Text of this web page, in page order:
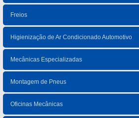
Freios
Higienização de Ar Condicionado Automotivo
Mecânicas Especializadas
Montagem de Pneus
Oficinas Mecânicas